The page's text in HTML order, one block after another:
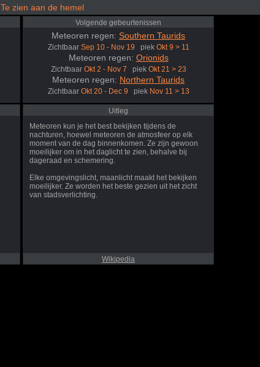
Te zien aan de hemel
Volgende gebeurtenissen
Meteoren regen: Southern Taurids
Zichtbaar Sep 10 - Nov 19 piek Okt 9 > 11
Meteoren regen: Orionids
Zichtbaar Okt 2 - Nov 7 piek Okt 21 > 23
Meteoren regen: Northern Taurids
Zichtbaar Okt 20 - Dec 9 piek Nov 11 > 13
Uitleg
Meteoren kun je het best bekijken tijdens de
nachturen, hoewel meteoren de atmosfeer op elk
moment van de dag binnenkomen. Ze zijn gewoon
moeilijker om in het daglicht te zien, behalve bij
dageraad en schemering.
Elke omgevingslicht, maanlicht maakt het bekijken
moeilijker. Ze worden het beste gezien uit het zicht
van stadsverlichting.
Wikipedia